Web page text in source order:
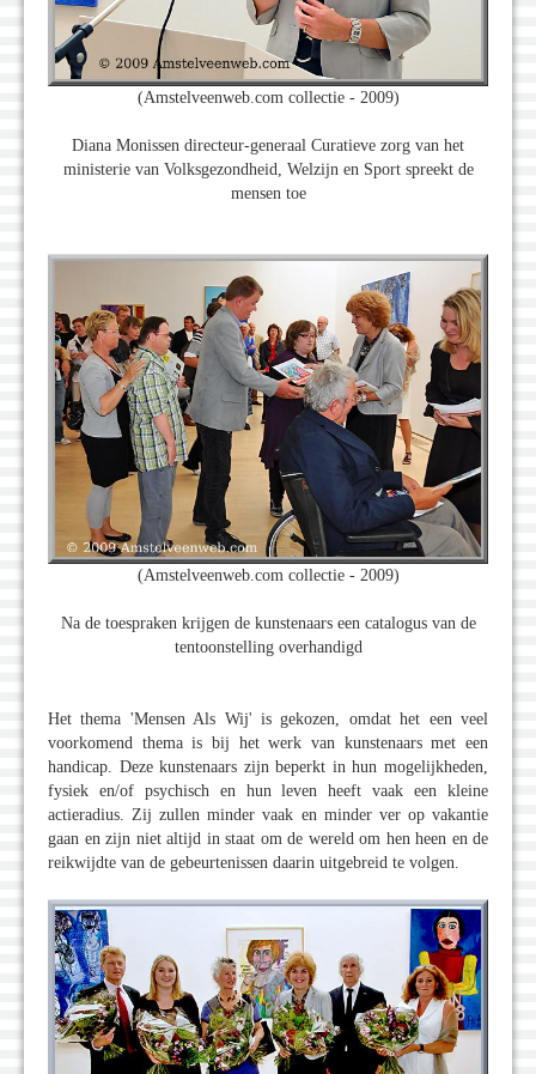
(Amstelveenweb.com collectie - 2009)
Diana Monissen directeur-generaal Curatieve zorg van het
ministerie van Volksgezondheid, Welzijn en Sport spreekt de
mensen toe
(Amstelveenweb.com collectie - 2009)
Na de toespraken krijgen de kunstenaars een catalogus van de
tentoonstelling overhandigd
Het thema 'Mensen Als Wij' is gekozen, omdat het een veel
voorkomend thema is bij het werk van kunstenaars met een
handicap. Deze kunstenaars zijn beperkt in hun mogelijkheden,
fysiek en/of psychisch en hun leven heeft vaak een kleine
actieradius. Zij zullen minder vaak en minder ver op vakantie
gaan en zijn niet altijd in staat om de wereld om hen heen en de
reikwijdte van de gebeurtenissen daarin uitgebreid te volgen.